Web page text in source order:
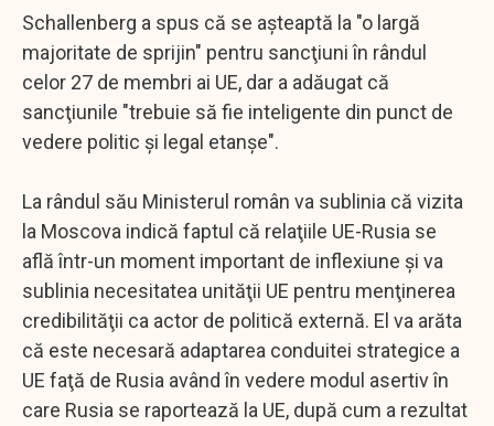
Schallenberg a spus că se aşteaptă la "o largă
majoritate de sprijin" pentru sancţiuni în rândul
celor 27 de membri ai UE, dar a adăugat că
sancţiunile "trebuie să fie inteligente din punct de
vedere politic şi legal etanşe".
La rândul său Ministerul român va sublinia că vizita
la Moscova indică faptul că relaţiile UE-Rusia se
află într-un moment important de inflexiune şi va
sublinia necesitatea unităţii UE pentru menţinerea
credibilităţii ca actor de politică externă. El va arăta
că este necesară adaptarea conduitei strategice a
UE faţă de Rusia având în vedere modul asertiv în
care Rusia se raportează la UE, după cum a rezultat